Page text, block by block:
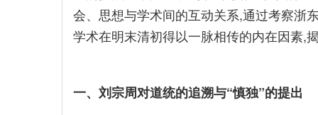
会、思想与学术间的互动关系,通过考察浙
学术在明末清初得以一脉相传的内在因素,
一、刘宗周对道统的追溯与“慎独”的提出